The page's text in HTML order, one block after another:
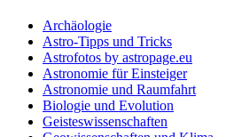
Archäologie
Astro-Tipps und Tricks
Astrofotos by astropage.eu
Astronomie für Einsteiger
Astronomie und Raumfahrt
Biologie und Evolution
Geisteswissenschaften